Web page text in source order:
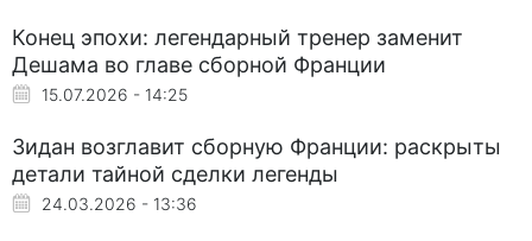
Конец эпохи: легендарный тренер заменит
Дешама во главе сборной Франции
15.07.2026 - 14:25
Зидан возглавит сборную Франции: раскрыты
детали тайной сделки легенды
24.03.2026 - 13:36